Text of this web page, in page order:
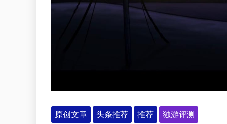
原创文章 头条推荐 推荐 独游评测